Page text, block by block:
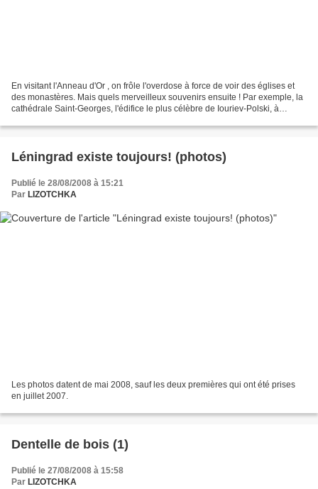
En visitant l'Anneau d'Or , on frôle l'overdose à force de voir des églises et
des monastères. Mais quels merveilleux souvenirs ensuite ! Par exemple, la
cathédrale Saint-Georges, l'édifice le plus célèbre de Iouriev-Polski, à
Léningrad existe toujours! (photos)
Publié le 28/08/2008 à 15:21
Par LIZOTCHKA
Les photos datent de mai 2008, sauf les deux premières qui ont été prises
en juillet 2007.
Dentelle de bois (1)
Publié le 27/08/2008 à 15:58
Par LIZOTCHKA